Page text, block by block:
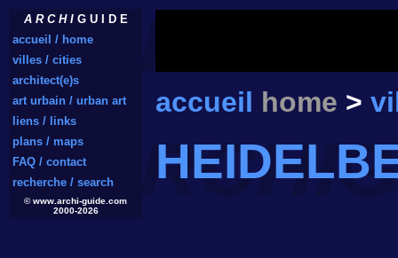
A R C H IG U I D E
accueil / home
villes / cities
architect(e)s
art urbain / urban art
liens / links
plans / maps
FAQ / contact
recherche / search
© www.archi-guide.com
2000-2026
accueil home >